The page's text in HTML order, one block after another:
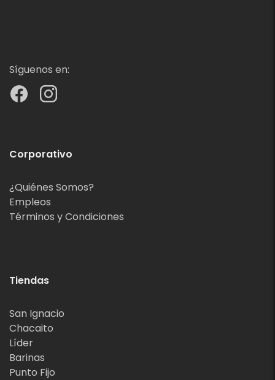
Síguenos en:
Corporativo
¿Quiénes Somos?
Empleos
Términos y Condiciones
Tiendas
San Ignacio
Chacaito
Líder
Barinas
Punto Fijo